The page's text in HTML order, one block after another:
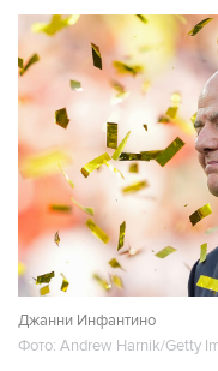
Джанни Инфантино
Фото: Andrew Harnik/Getty